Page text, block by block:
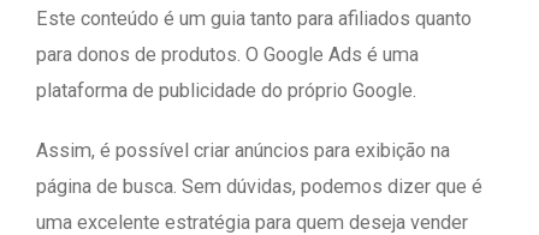
Este conteúdo é um guia tanto para afiliados quanto
para donos de produtos. O Google Ads é uma
plataforma de publicidade do próprio Google.
Assim, é possível criar anúncios para exibição na
página de busca. Sem dúvidas, podemos dizer que é
uma excelente estratégia para quem deseja vender